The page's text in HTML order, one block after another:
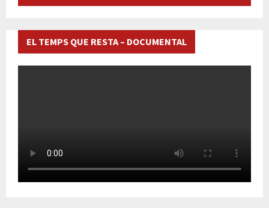
EL TEMPS QUE RESTA – DOCUMENTAL